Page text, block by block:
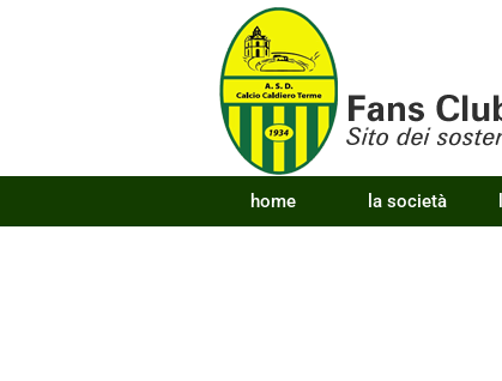
home la società